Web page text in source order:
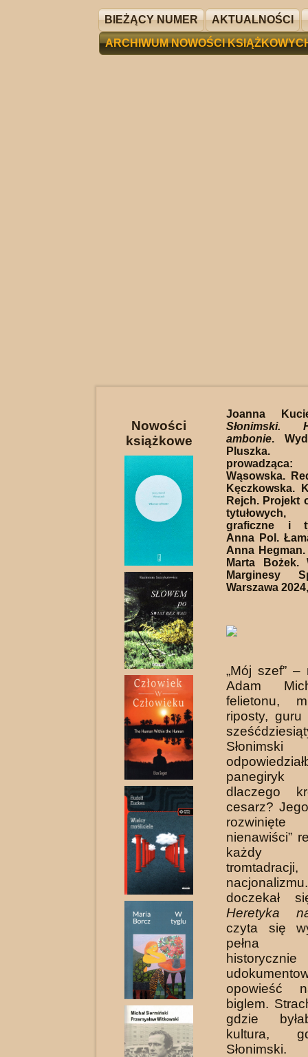
BIEŻĄCY NUMER AKTUALNOŚCI
ARCHIWUM NOWOŚCI
Nowości
książkowe
Joanna
Słonimski.
ambonie.
Pluszka.
Wąsowska.
Kęczkowska.
Rejch. Projekt
tytułowych,
graficzne i
Anna Pol.
Anna
Marta Bożek.
Marginesy
Warszawa
„Mój szef”
Adam
felietonu,
riposty,
dlaczego
cesarz?
nienawiści”
każdy
doczekał
Heretyka
czyta się
pełna
historycznie
opowieść
biglem.
gdzie
kultura,
Słonimski.